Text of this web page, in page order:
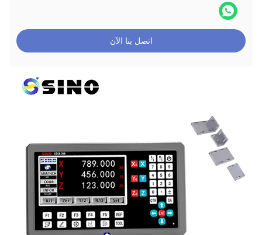
اتصل بنا الآن